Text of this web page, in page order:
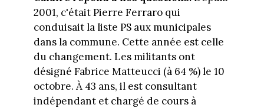
2001, c'était Pierre Ferraro qui
conduisait la liste PS aux municipales
dans la commune. Cette année est celle
du changement. Les militants ont
désigné Fabrice Matteucci (à 64 %) le 10
octobre. À 43 ans, il est consultant
indépendant et chargé de cours à